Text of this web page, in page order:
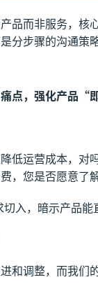
品而非服务，
分步骤的沟通策
点，强化产品“
低运营成本，对
，您是否愿意了
入，暗示产品能
和调整，而我们